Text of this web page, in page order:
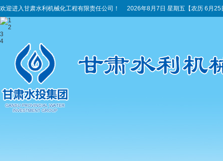
欢迎进入甘肃水利机械化工程有限责任公司！ 2026年8月7日 星期五 【农历 6月25
1
2
3
4